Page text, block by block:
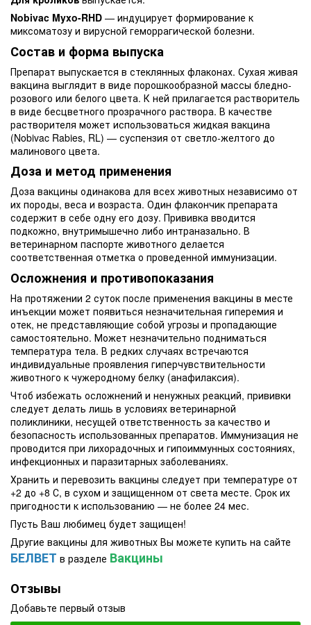
Nobivac Myxo-RHD — индуцирует формирование к
миксоматозу и вирусной геморрагической болезни.
Состав и форма выпуска
Препарат выпускается в стеклянных флаконах. Сухая живая
вакцина выглядит в виде порошкообразной массы бледно-
розового или белого цвета. К ней прилагается растворитель
в виде бесцветного прозрачного раствора. В качестве
растворителя может использоваться жидкая вакцина
(Nobivac Rabies, RL) — суспензия от светло-желтого до
малинового цвета.
Доза и метод применения
Доза вакцины одинакова для всех животных независимо от
их породы, веса и возраста. Один флакончик препарата
содержит в себе одну его дозу. Прививка вводится
подкожно, внутримышечно либо интраназально. В
ветеринарном паспорте животного делается
соответственная отметка о проведенной иммунизации.
Осложнения и противопоказания
На протяжении 2 суток после применения вакцины в месте
инъекции может появиться незначительная гиперемия и
отек, не представляющие собой угрозы и пропадающие
самостоятельно. Может незначительно подниматься
температура тела. В редких случаях встречаются
индивидуальные проявления гиперчувствительности
животного к чужеродному белку (анафилаксия).
Чтоб избежать осложнений и ненужных реакций, прививки
следует делать лишь в условиях ветеринарной
поликлиники, несущей ответственность за качество и
безопасность использованных препаратов. Иммунизация не
проводится при лихорадочных и гипоиммунных состояниях,
инфекционных и паразитарных заболеваниях.
Хранить и перевозить вакцины следует при температуре от
+2 до +8 С, в сухом и защищенном от света месте. Срок их
пригодности к использованию — не более 24 мес.
Пусть Ваш любимец будет защищен!
Другие вакцины для животных Вы можете купить на сайте
БЕЛВЕТ в разделе Вакцины
Отзывы
Добавьте первый отзыв